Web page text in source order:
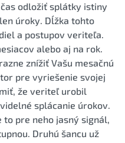
odložiť splátky istiny
úroky. Dĺžka tohto
a postupov veriteľa.
alebo aj na rok.
znížiť Vašu mesačnú
pre vyriešenie svojej
že veriteľ urobil
splácanie úrokov.
to pre neho jasný signál,
Druhú šancu už